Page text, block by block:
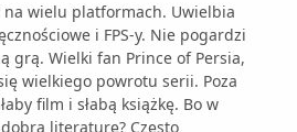
na wielu platformach. Uwielbia
i FPS-y. Nie pogardzi
grą. Wielki fan Prince of Persia,
wielkiego powrotu serii. Poza
film i słabą książkę. Bo w
literaturę? Często